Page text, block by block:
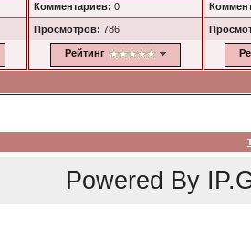
Комментариев: 0
Просмотров: 786
Рейтинг
Powered By